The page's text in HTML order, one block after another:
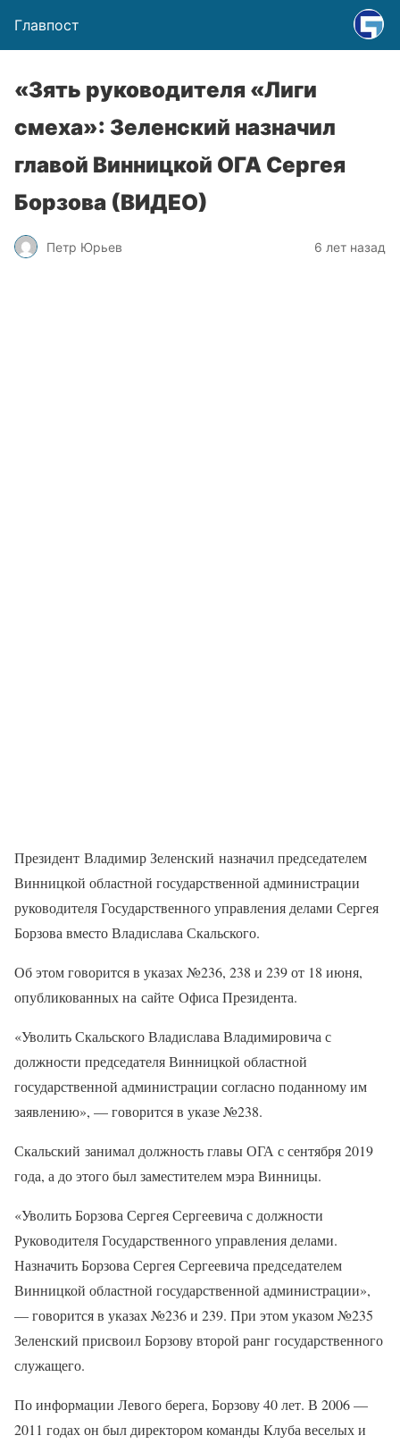
Главпост
«Зять руководителя «Лиги
смеха»: Зеленский назначил
главой Винницкой ОГА Сергея
Борзова (ВИДЕО)
Петр Юрьев 6 лет назад
Президент Владимир Зеленский назначил председателем
Винницкой областной государственной администрации
руководителя Государственного управления делами Сергея
Борзова вместо Владислава Скальского.
Об этом говорится в указах №236, 238 и 239 от 18 июня,
опубликованных на сайте Офиса Президента.
«Уволить Скальского Владислава Владимировича с
должности председателя Винницкой областной
государственной администрации согласно поданному им
заявлению», — говорится в указе №238.
Скальский занимал должность главы ОГА с сентября 2019
года, а до этого был заместителем мэра Винницы.
«Уволить Борзова Сергея Сергеевича с должности
Руководителя Государственного управления делами.
Назначить Борзова Сергея Сергеевича председателем
Винницкой областной государственной администрации»,
— говорится в указах №236 и 239. При этом указом №235
Зеленский присвоил Борзову второй ранг государственного
служащего.
По информации Левого берега, Борзову 40 лет. В 2006 —
2011 годах он был директором команды Клуба веселых и